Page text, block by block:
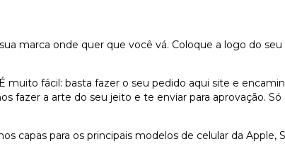
marca onde quer que você vá. Coloque a logo do
fácil: basta fazer o seu pedido aqui site e
fazer a arte do seu jeito e te enviar para aprovação.
capas para os principais modelos de celular da Apple,